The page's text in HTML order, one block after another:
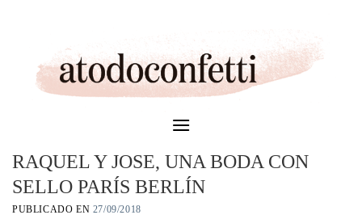
RAQUEL Y JOSE, UNA BODA CON
SELLO PARÍS BERLÍN
PUBLICADO EN 27/09/2018